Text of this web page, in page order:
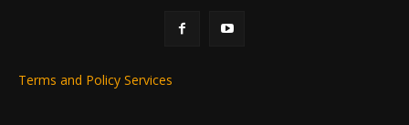
Terms and Policy Services